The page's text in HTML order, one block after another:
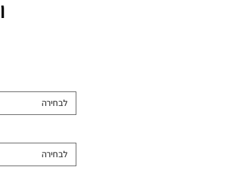
לבחירה
לבחירה